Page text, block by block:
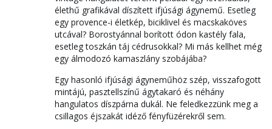
élethű grafikával díszített ifjúsági ágynemű. Esetleg
egy provence-i életkép, biciklivel és macskaköves
utcával? Borostyánnal borított ódon kastély fala,
esetleg toszkán táj cédrusokkal? Mi más kellhet még
egy álmodozó kamaszlány szobájába?
Egy hasonló ifjúsági ágyneműhöz szép, visszafogott
mintájú, pasztellszínű ágytakaró és néhány
hangulatos díszpárna dukál. Ne feledkezzünk meg a
csillagos éjszakát idéző fényfüzérekről sem.